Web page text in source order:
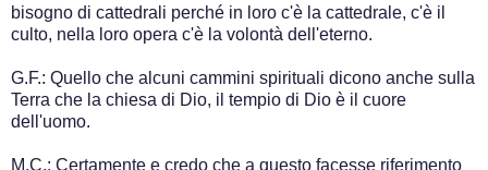
bisogno di cattedrali perché in loro c'è la cattedrale, c'è il
culto, nella loro opera c'è la volontà dell'eterno.
G.F.: Quello che alcuni cammini spirituali dicono anche sulla
Terra che la chiesa di Dio, il tempio di Dio è il cuore
dell'uomo.
M.C.: Certamente e credo che a questo facesse riferimento